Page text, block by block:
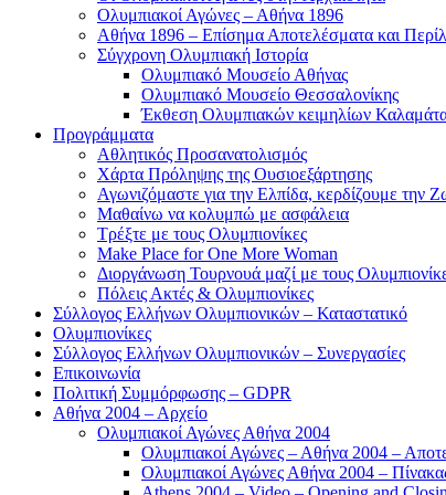
Ολυμπιακοί Αγώνες – Αθήνα 1896
Αθήνα 1896 – Επίσημα Αποτελέσματα και
Σύγχρονη Ολυμπιακή Ιστορία
Ολυμπιακό Μουσείο Αθήνας
Ολυμπιακό Μουσείο Θεσσαλονίκης
Έκθεση Ολυμπιακών κειμηλίων
Προγράμματα
Αθλητικός Προσανατολισμός
Χάρτα Πρόληψης της Ουσιοεξάρτησης
Αγωνιζόμαστε για την Ελπίδα, κερδίζουμε την
Μαθαίνω να κολυμπώ με ασφάλεια
Τρέξτε με τους Ολυμπιονίκες
Make Place for One More Woman
Διοργάνωση Τουρνουά μαζί με τους
Πόλεις Ακτές & Ολυμπιονίκες
Σύλλογος Ελλήνων Ολυμπιονικών – Καταστατικό
Ολυμπιονίκες
Σύλλογος Ελλήνων Ολυμπιονικών – Συνεργασίες
Επικοινωνία
Πολιτική Συμμόρφωσης – GDPR
Αθήνα 2004 – Αρχείο
Ολυμπιακοί Αγώνες Αθήνα 2004
Ολυμπιακοί Αγώνες – Αθήνα 2004 –
Ολυμπιακοί Αγώνες Αθήνα 2004 –